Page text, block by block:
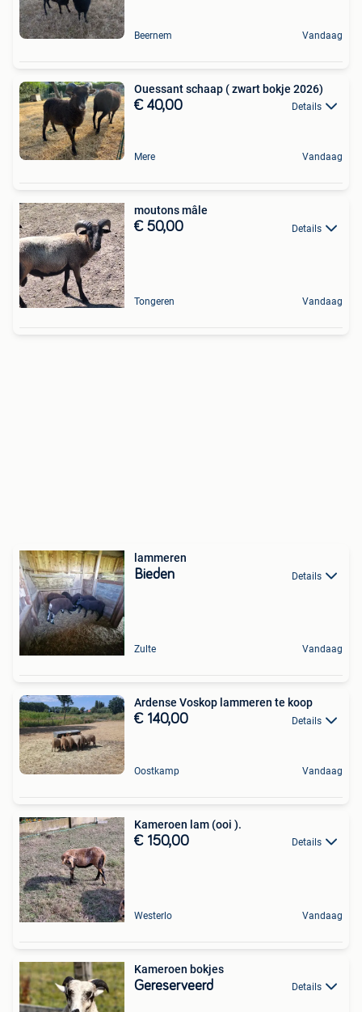
Beernem Vandaag
Ouessant schaap ( zwart bokje 2026)
€ 40,00 Details
Mere Vandaag
moutons mâle
€ 50,00 Details
Tongeren Vandaag
lammeren
Bieden Details
Zulte Vandaag
Ardense Voskop lammeren te koop
€ 140,00 Details
Oostkamp Vandaag
Kameroen lam (ooi ).
€ 150,00 Details
Westerlo Vandaag
Kameroen bokjes
Gereserveerd Details